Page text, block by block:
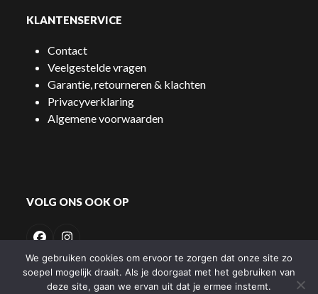
KLANTENSERVICE
Contact
Veelgestelde vragen
Garantie, retourneren & klachten
Privacyverklaring
Algemene voorwaarden
VOLG ONS OOK OP
FacebookInstagram
We gebruiken cookies om ervoor te zorgen dat onze site zo
soepel mogelijk draait. Als je doorgaat met het gebruiken van
deze site, gaan we ervan uit dat je ermee instemt.